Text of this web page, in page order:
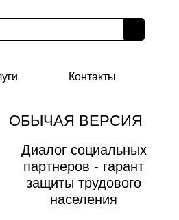
Контакты
ОБЫЧАЯ ВЕРСИЯ
Диалог социальных
партнеров - гарант
защиты трудового
населения